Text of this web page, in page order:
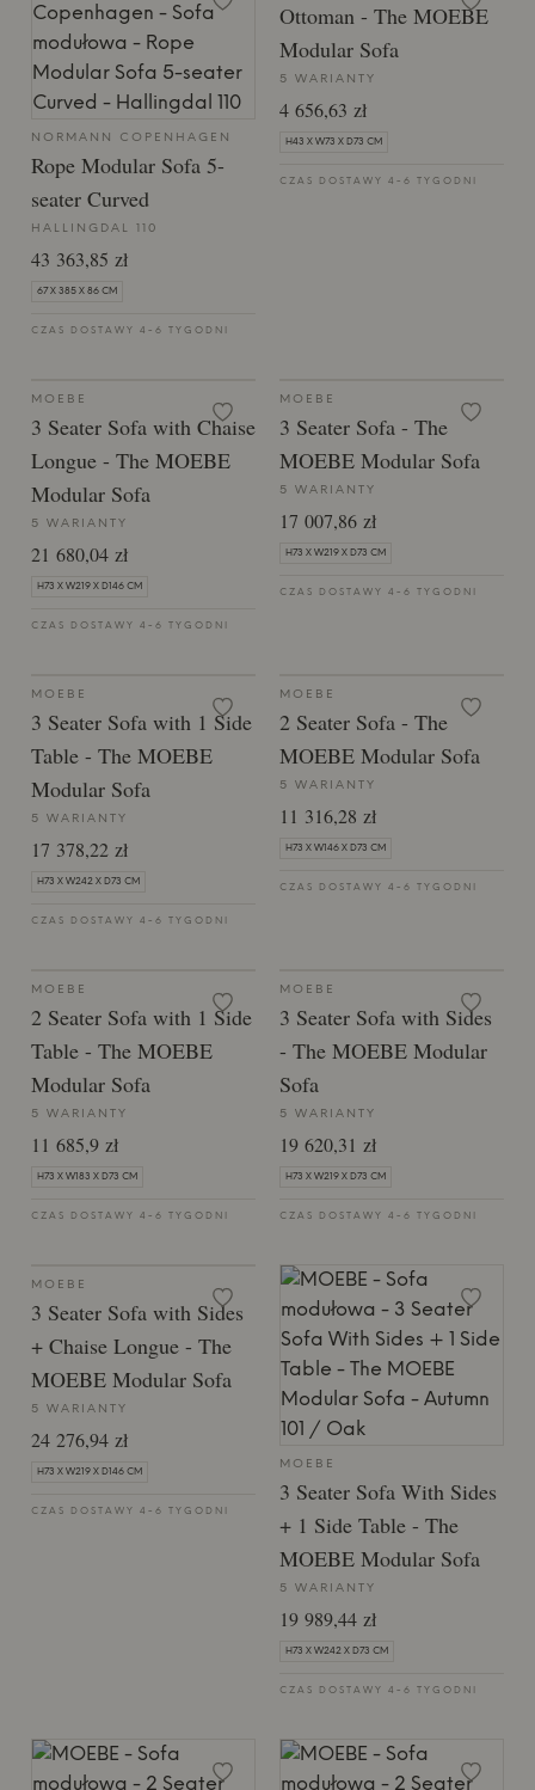
NORMANN COPENHAGEN
Rope Modular Sofa 5-
seater Curved
HALLINGDAL 110
43 363,85 zł
67 X 385 X 86 CM
CZAS DOSTAWY 4-6 TYGODNI
Ottoman - ​​The MOEBE
Modular Sofa
5 WARIANTY
4 656,63 zł
H43 X W73 X D73 CM
CZAS DOSTAWY 4-6 TYGODNI
MOEBE
3 Seater Sofa with Chaise
Longue - ​​The MOEBE
Modular Sofa
5 WARIANTY
21 680,04 zł
H73 X W219 X D146 CM
CZAS DOSTAWY 4-6 TYGODNI
MOEBE
3 Seater Sofa - ​​The
MOEBE Modular Sofa
5 WARIANTY
17 007,86 zł
H73 X W219 X D73 CM
CZAS DOSTAWY 4-6 TYGODNI
MOEBE
3 Seater Sofa with 1 Side
Table - The MOEBE
Modular Sofa
5 WARIANTY
17 378,22 zł
H73 X W242 X D73 CM
CZAS DOSTAWY 4-6 TYGODNI
MOEBE
2 Seater Sofa - ​​The
MOEBE Modular Sofa
5 WARIANTY
11 316,28 zł
H73 X W146 X D73 CM
CZAS DOSTAWY 4-6 TYGODNI
MOEBE
2 Seater Sofa with 1 Side
Table - ​​The MOEBE
Modular Sofa
5 WARIANTY
11 685,9 zł
H73 X W183 X D73 CM
CZAS DOSTAWY 4-6 TYGODNI
MOEBE
3 Seater Sofa with Sides
- ​​The MOEBE Modular
Sofa
5 WARIANTY
19 620,31 zł
H73 X W219 X D73 CM
CZAS DOSTAWY 4-6 TYGODNI
MOEBE
3 Seater Sofa with Sides
+ Chaise Longue - ​​The
MOEBE Modular Sofa
5 WARIANTY
24 276,94 zł
H73 X W219 X D146 CM
CZAS DOSTAWY 4-6 TYGODNI
MOEBE
3 Seater Sofa With Sides
+ 1 Side Table - ​​The
MOEBE Modular Sofa
5 WARIANTY
19 989,44 zł
H73 X W242 X D73 CM
CZAS DOSTAWY 4-6 TYGODNI